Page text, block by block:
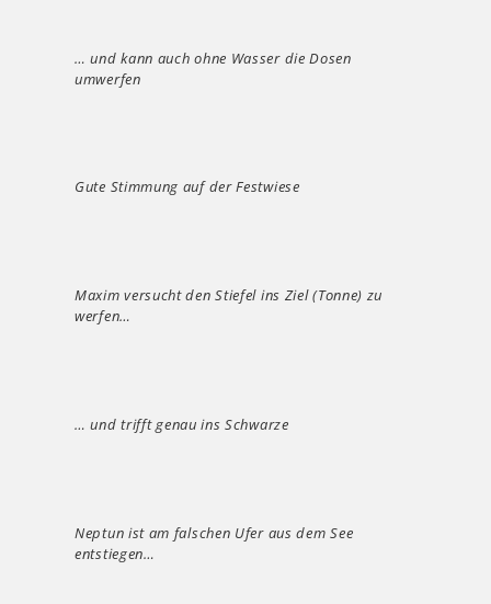
… und kann auch ohne Wasser die Dosen
umwerfen
Gute Stimmung auf der Festwiese
Maxim versucht den Stiefel ins Ziel (Tonne) zu
werfen…
… und trifft genau ins Schwarze
Neptun ist am falschen Ufer aus dem See
entstiegen…